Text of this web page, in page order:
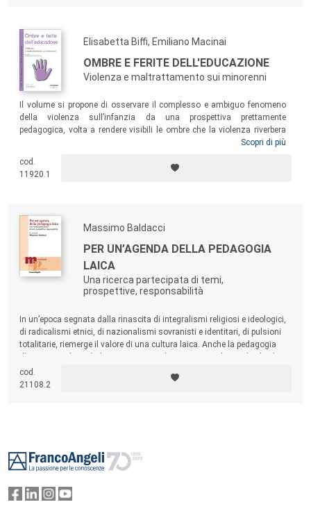
Elisabetta Biffi, Emiliano Macinai
OMBRE E FERITE DELL'EDUCAZIONE
Violenza e maltrattamento sui minorenni
Il volume si propone di osservare il complesso e ambiguo fenomeno
della violenza sull’infanzia da una prospettiva prettamente
pedagogica, volta a rendere visibili le ombre che la violenza riverbera
sulle pratiche educative. E nel tratteggiarlo vuol ricordare quanto la
perché v’è una matrice pedagogica alle radici stesse della violenza, che
emerge nell’analisi dei vissuti, delle esperienze e delle dinamiche che
Scopri di più
cod.
11920.1
Massimo Baldacci
PER UN’AGENDA DELLA PEDAGOGIA
LAICA
Una ricerca partecipata di temi,
prospettive, responsabilità
In un’epoca segnata dalla rinascita di integralismi religiosi e ideologici,
di radicalismi etnici, di nazionalismi sovranisti e identitari, di pulsioni
totalitarie, riemerge il valore di una cultura laica. Anche la pedagogia
propri compiti. Il volume si propone di formulare un’agenda della
pedagogia laica: un catalogo di questioni che configurano tali compiti.
cod.
21108.2